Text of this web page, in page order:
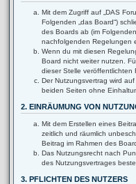
Mit dem Zugriff auf „DAS
Folgenden „das Board“)
des Boards ab (im
nachfolgenden Regelungen
Wenn du mit diesen
Board nicht weiter nutzen.
dieser Stelle veröffentlichten
Der Nutzungsvertrag wird
beiden Seiten ohne
2. EINRÄUMUNG VON
Mit dem Erstellen eines
zeitlich und räumlich
Beitrag im Rahmen des
Das Nutzungsrecht nach
des Nutzungsvertrages
3. PFLICHTEN DES NUTZERS